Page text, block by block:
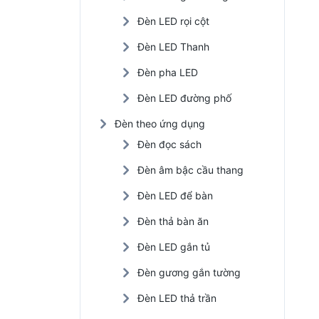
Đèn LED rọi cột
Đèn LED Thanh
Đèn pha LED
Đèn LED đường phố
Đèn theo ứng dụng
Đèn đọc sách
Đèn âm bậc cầu thang
Đèn LED để bàn
Đèn thả bàn ăn
Đèn LED gắn tủ
Đèn gương gắn tường
Đèn LED thả trần